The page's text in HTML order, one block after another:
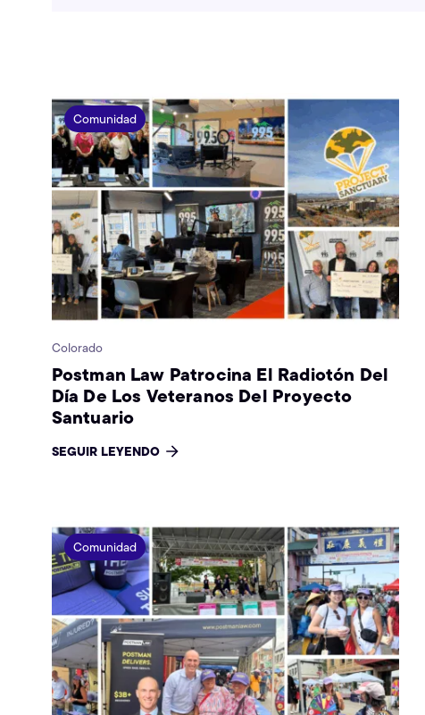
Comunidad
Colorado
Postman Law Patrocina El Radiotón Del
Día De Los Veteranos Del Proyecto
Santuario
SEGUIR LEYENDO
Comunidad